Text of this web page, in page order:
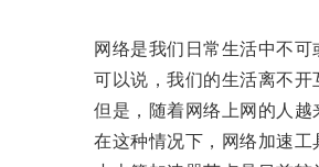
网络是我们日常生活中不可
可以说，我们的生活离不开
但是，随着网络上网的人越
在这种情况下，网络加速工